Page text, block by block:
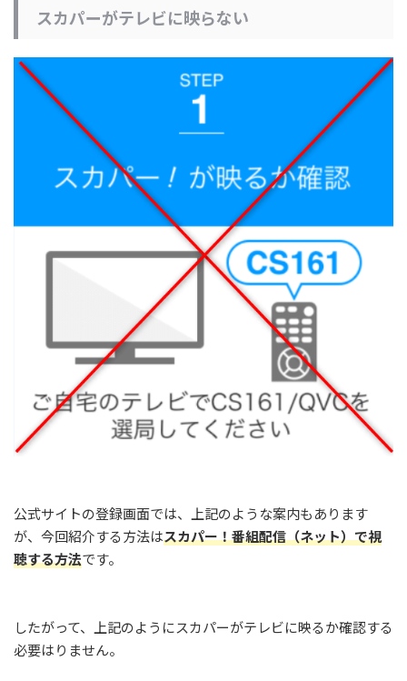
スカパーがテレビに映らない
公式サイトの登録画面では、上記のような案内もあります
が、今回紹介する方法はスカパー！番組配信（ネット）で視
聴する方法です。
したがって、上記のようにスカパーがテレビに映るか確認する
必要はりません。